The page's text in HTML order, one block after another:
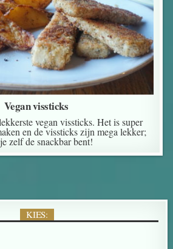
Vegan vissticks
vegan vissticks. Het is super
en de vissticks zijn mega lekker;
zelf de snackbar bent!
KIES: